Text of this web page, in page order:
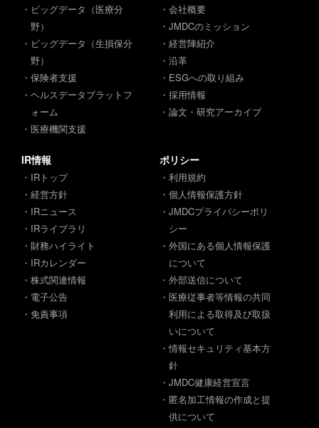
・ビッグデータ（医療分
野）
・ビッグデータ（生損保分
野）
・保険者支援
・ヘルスデータプラットフ
ォーム
・医療機関支援
・会社概要
・JMDCのミッション
・経営陣紹介
・沿革
・ESGへの取り組み
・採用情報
・論文・研究アーカイブ
IR情報
・IRトップ
・経営方針
・IRニュース
・IRライブラリ
・財務ハイライト
・IRカレンダー
・株式関連情報
・電子公告
・免責事項
ポリシー
・利用規約
・個人情報保護方針
・JMDCプライバシーポリ
シー
・外国にある個人情報保護
について
・外部送信について
・医療従事者等情報の共同
利用による取得及び取扱
いについて
・情報セキュリティ基本方
針
・JMDC健康経営宣言
・匿名加工情報の作成と提
供について